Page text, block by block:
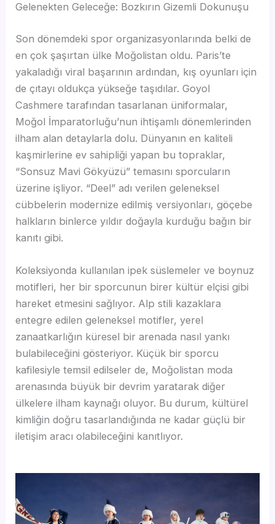
Gelenekten Geleceğe: Bozkırın Gizemli Dokunuşu
Son dönemdeki spor organizasyonlarında belki de
en çok şaşırtan ülke Moğolistan oldu. Paris’te
yakaladığı viral başarının ardından, kış oyunları için
de çıtayı oldukça yükseğe taşıdılar. Goyol
Cashmere tarafından tasarlanan üniformalar,
Moğol İmparatorluğu’nun ihtişamlı dönemlerinden
ilham alan detaylarla dolu. Dünyanın en kaliteli
kaşmirlerine ev sahipliği yapan bu topraklar,
“Sonsuz Mavi Gökyüzü” temasını sporcuların
üzerine işliyor. “Deel” adı verilen geleneksel
cübbelerin modernize edilmiş versiyonları, göçebe
halkların binlerce yıldır doğayla kurduğu bağın bir
kanıtı gibi.
Koleksiyonda kullanılan ipek süslemeler ve boynuz
motifleri, her bir sporcunun birer kültür elçisi gibi
hareket etmesini sağlıyor. Alp stili kazaklara
entegre edilen geleneksel motifler, yerel
zanaatkarlığın küresel bir arenada nasıl yankı
bulabileceğini gösteriyor. Küçük bir sporcu
kafilesiyle temsil edilseler de, Moğolistan moda
arenasında büyük bir devrim yaratarak diğer
ülkelere ilham kaynağı oluyor. Bu durum, kültürel
kimliğin doğru tasarlandığında ne kadar güçlü bir
iletişim aracı olabileceğini kanıtlıyor.